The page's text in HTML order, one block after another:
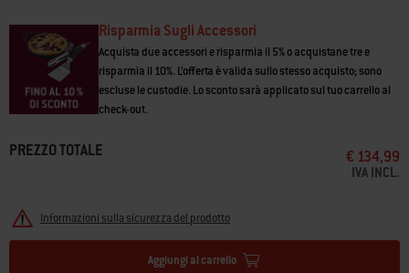
pagina.
Risparmia Sugli Accessori
Acquista due accessori e risparmia il 5% o acquistane tre e
risparmia il 10%. L’offerta è valida sullo stesso acquisto; sono
escluse le custodie. Lo sconto sarà applicato sul tuo carrello al
check-out.
PREZZO TOTALE € 134,99
IVA INCL.
Informazioni sulla sicurezza del prodotto
Aggiungi al carrello